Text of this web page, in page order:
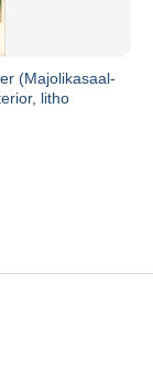
(Majolikasaal-
litho